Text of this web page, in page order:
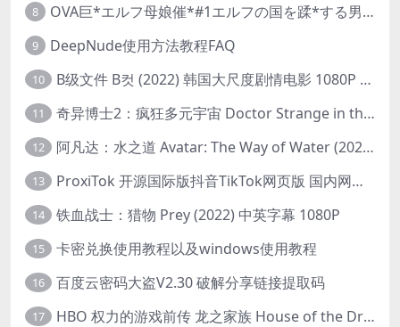
8 OVA巨*エルフ母娘催*#1エルフの国を蹂*する男。汚された女王と姫
9 DeepNude使用方法教程FAQ
10 B级文件 B컷 (2022) 韩国大尺度剧情电影 1080P 中字
11 奇异博士2：疯狂多元宇宙 Doctor Strange in the Multiverse of Madness (2022) 高清版1080p
12 阿凡达：水之道 Avatar: The Way of Water (2022) 1080p 2k 4k 中文字幕
13 ProxiTok 开源国际版抖音TikTok网页版 国内网络直连
14 铁血战士：猎物 Prey (2022) 中英字幕 1080P
15 卡密兑换使用教程以及windows使用教程
16 百度云密码大盗V2.30 破解分享链接提取码
17 HBO 权力的游戏前传 龙之家族 House of the Dragon (2022) 中字 1080P 更新4集